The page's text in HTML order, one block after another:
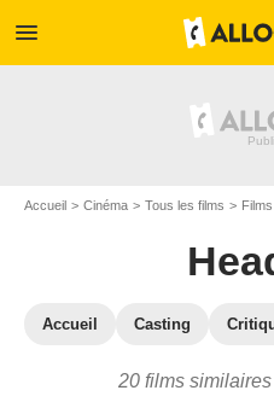
menu
Accueil Cinéma Tous les films
Accueil Casting
20 films